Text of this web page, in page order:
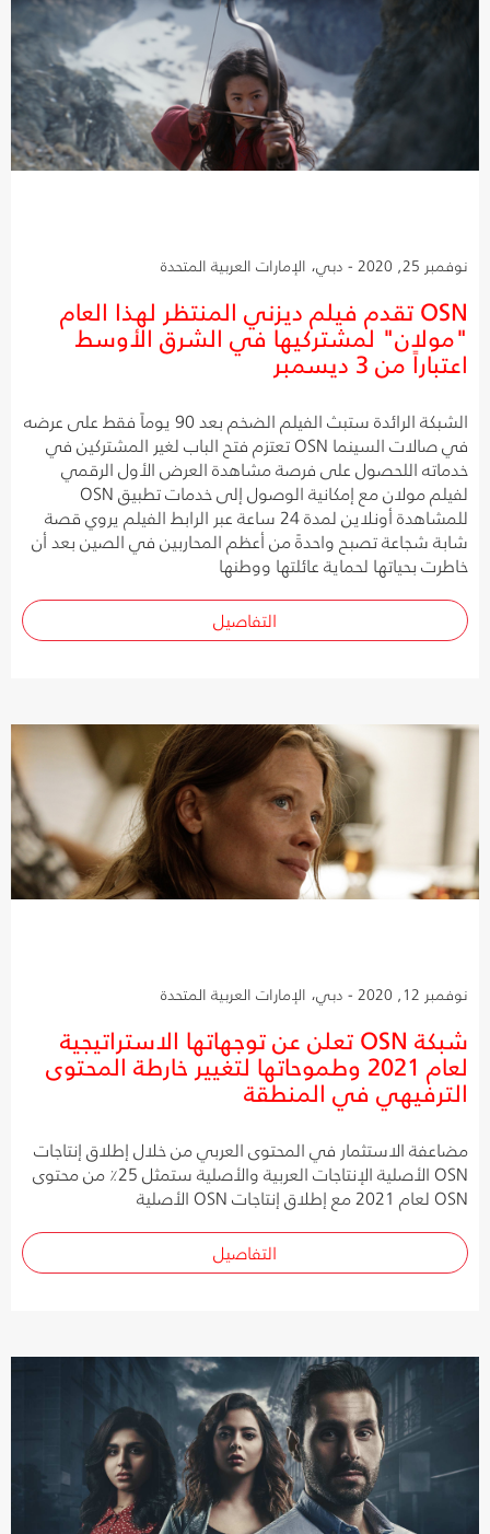
نوفمبر 25, 2020 - دبي، الإمارات العربية المتحدة
OSN تقدم فيلم ديزني المنتظر لهذا العام
"مولان" لمشتركيها في الشرق الأوسط
اعتباراً من 3 ديسمبر
الشبكة الرائدة ستبث الفيلم الضخم بعد 90 يوماً فقط على عرضه
في صالات السينما OSN تعتزم فتح الباب لغير المشتركين في
خدماته اللحصول على فرصة مشاهدة العرض الأول الرقمي
لفيلم مولان مع إمكانية الوصول إلى خدمات تطبيق OSN
للمشاهدة أونلاين لمدة 24 ساعة عبر الرابط الفيلم يروي قصة
شابة شجاعة تصبح واحدةً من أعظم المحاربين في الصين بعد أن
خاطرت بحياتها لحماية عائلتها ووطنها
التفاصيل
نوفمبر 12, 2020 - دبي، الإمارات العربية المتحدة
شبكة OSN تعلن عن توجهاتها الاستراتيجية
لعام 2021 وطموحاتها لتغيير خارطة المحتوى
الترفيهي في المنطقة
مضاعفة الاستثمار في المحتوى العربي من خلال إطلاق إنتاجات
OSN الأصلية الإنتاجات العربية والأصلية ستمثل 25٪ من محتوى
OSN لعام 2021 مع إطلاق إنتاجات OSN الأصلية
التفاصيل